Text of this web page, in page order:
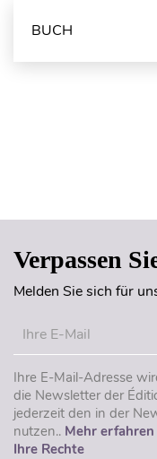
BUCH
Verpassen
Melden Sie sich für
Ihre E-Mail-Adresse
die Newsletter der
jederzeit den in der
nutzen.. Mehr
Ihre Rechte